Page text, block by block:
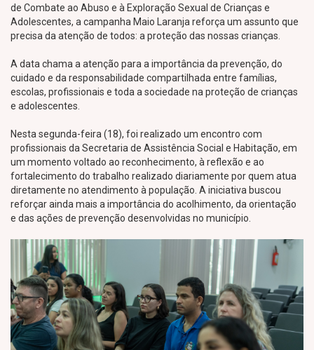
de Combate ao Abuso e à Exploração Sexual de Crianças e
Adolescentes, a campanha Maio Laranja reforça um assunto que
precisa da atenção de todos: a proteção das nossas crianças.
A data chama a atenção para a importância da prevenção, do
cuidado e da responsabilidade compartilhada entre famílias,
escolas, profissionais e toda a sociedade na proteção de crianças
e adolescentes.
Nesta segunda-feira (18), foi realizado um encontro com
profissionais da Secretaria de Assistência Social e Habitação, em
um momento voltado ao reconhecimento, à reflexão e ao
fortalecimento do trabalho realizado diariamente por quem atua
diretamente no atendimento à população. A iniciativa buscou
reforçar ainda mais a importância do acolhimento, da orientação
e das ações de prevenção desenvolvidas no município.